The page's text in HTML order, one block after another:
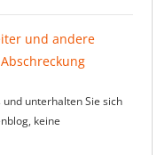
und andere
unterhalten Sie sich
keine